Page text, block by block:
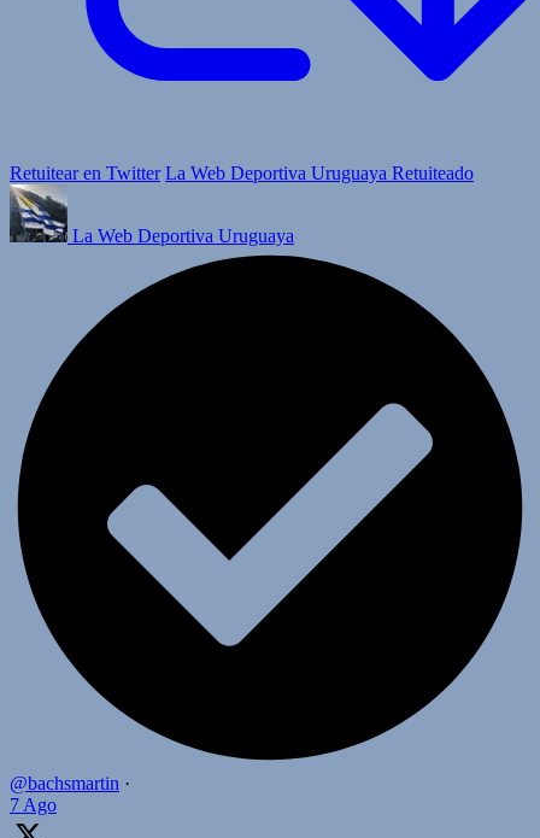
Retuitear en Twitter La Web Deportiva Uruguaya Retuiteado
La Web Deportiva Uruguaya
@bachsmartin ·
7 Ago